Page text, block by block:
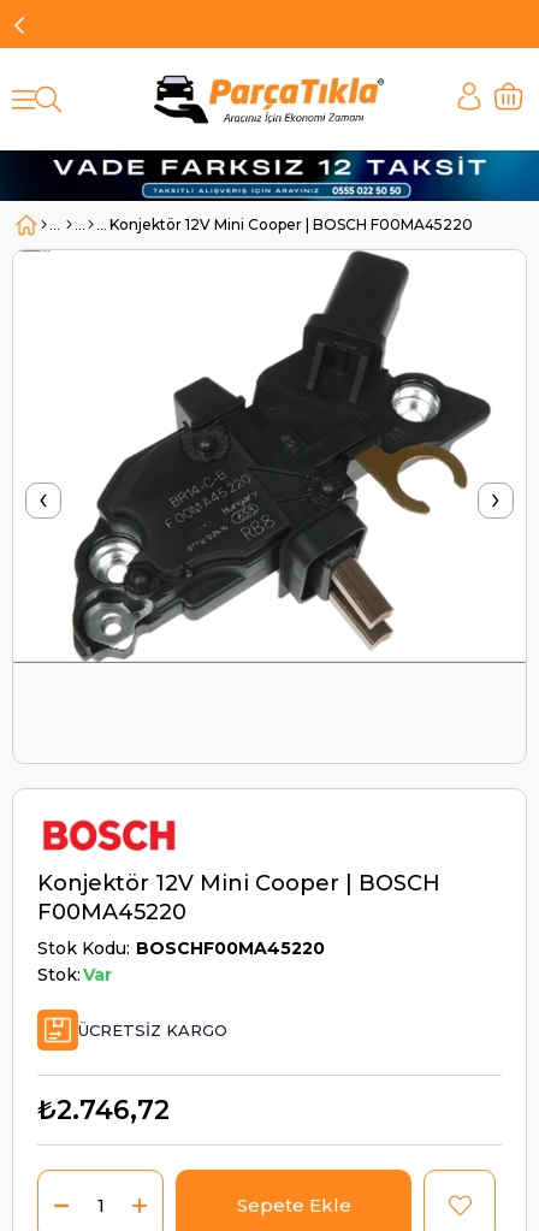
Konjektör 12V Mini Cooper | BOSCH F00MA45220
‹ ›
Konjektör 12V Mini Cooper | BOSCH
F00MA45220
Stok Kodu BOSCHF00MA45220
Stok:Var
ÜCRETSIZ KARGO
₺2.746,72